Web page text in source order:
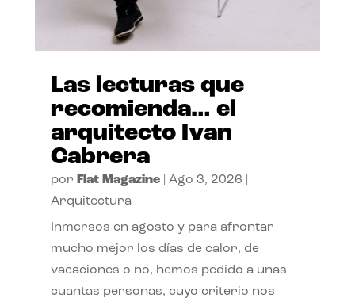
Las lecturas que
recomienda… el
arquitecto Ivan
Cabrera
por Flat Magazine| Ago 3, 2026
Arquitectura
Inmersos en agosto y para afrontar
mucho mejor los días de calor, de
vacaciones o no, hemos pedido a unas
cuantas personas, cuyo criterio nos